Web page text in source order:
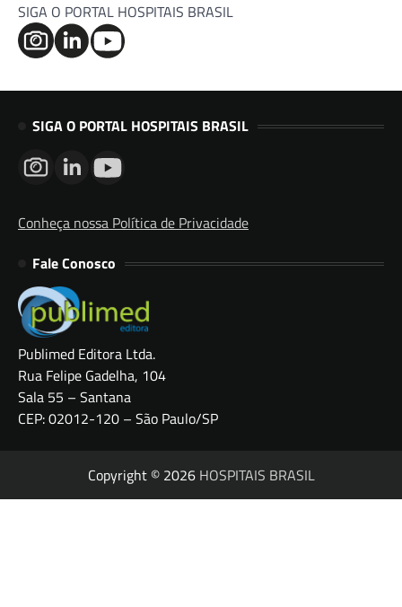
SIGA O PORTAL HOSPITAIS BRASIL
SIGA O PORTAL HOSPITAIS BRASIL
Conheça nossa Política de Privacidade
Fale Conosco
Publimed Editora Ltda.
Rua Felipe Gadelha, 104
Sala 55 – Santana
CEP: 02012-120 – São Paulo/SP
Copyright © 2026 HOSPITAIS BRASIL